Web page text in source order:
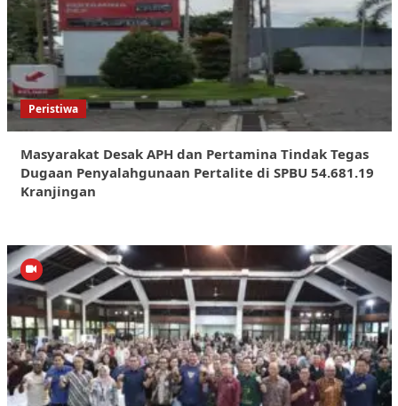
Peristiwa
Masyarakat Desak APH dan Pertamina Tindak Tegas
Dugaan Penyalahgunaan Pertalite di SPBU 54.681.19
Kranjingan